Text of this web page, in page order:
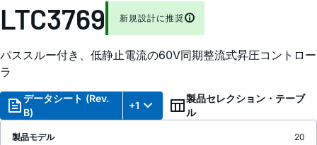
LTC3769 新規設計に推奨
パススルー付き、低静止電流の60V同期整流式昇圧コントロー
ラ
データシート (Rev.
B)
+1
製品セレクション・テーブ
ル
製品モデル
20